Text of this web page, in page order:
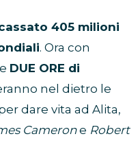
405 milioni
. Ora con
DUE ORE di
nel dietro le
dare vita ad Alita,
Camerone Robert